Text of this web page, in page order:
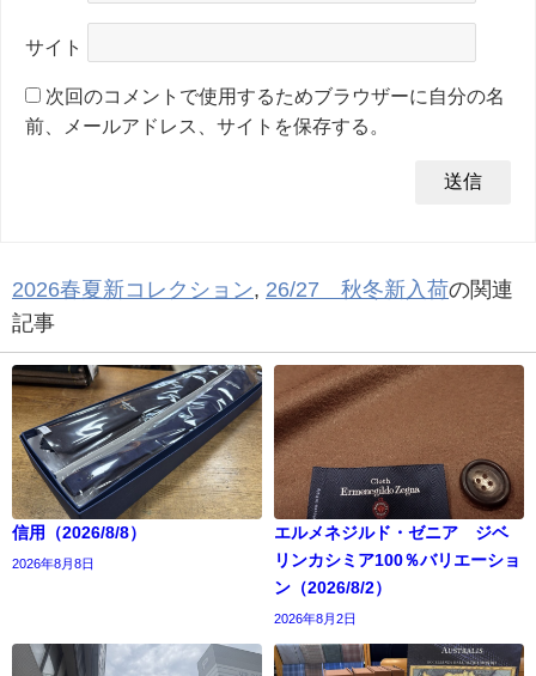
サイト
次回のコメントで使用するためブラウザーに自分の名
前、メールアドレス、サイトを保存する。
2026春夏新コレクション, 26/27 秋冬新入荷の関連
記事
信用（2026/8/8）
2026年8月8日
エルメネジルド・ゼニア ジベ
リンカシミア100％バリエーショ
ン（2026/8/2）
2026年8月2日